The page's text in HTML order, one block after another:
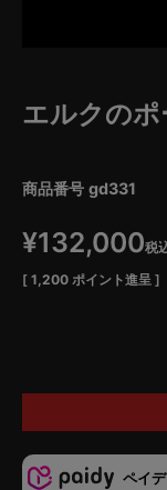
エルクの
商品番号 gd331
¥132,000税
[ 1,200 ポイント進呈 ]
ペイ